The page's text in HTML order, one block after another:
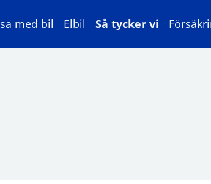
med bil Elbil Så tycker vi